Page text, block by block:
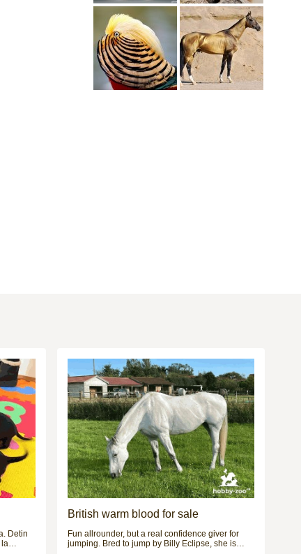
British warm blood for sale
Fun allrounder, but a real confidence giver for
jumping. Bred to jump by Billy Eclipse, she is